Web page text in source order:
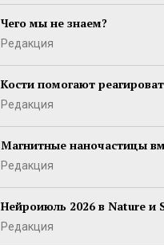
Чего мы не знаем?
Редакция
Кости помогают
Редакция
Магнитные наночастицы
Редакция
Нейроиюль 2026 в Nature и
Редакция